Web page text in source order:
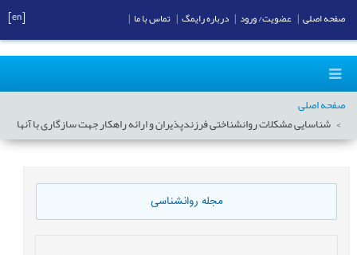
صفحه اصلی
شناسایی مشکلات روانشناختی فرزندپذیران و ارائه راهکار جهت سازگاری با آنها
مجله روانشناسی
صفحه اصلی عضویت/ ورود درباره رایمگ تماس با ما